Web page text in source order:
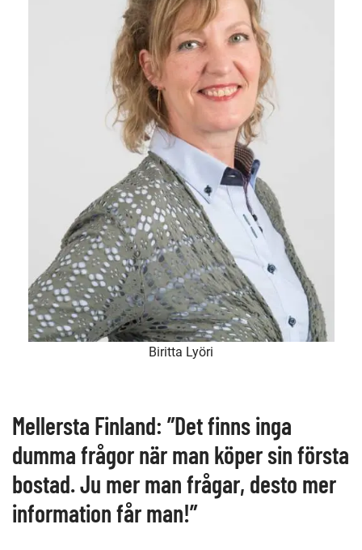
Biritta Lyöri
Mellersta Finland: ”Det finns inga
dumma frågor när man köper sin första
bostad. Ju mer man frågar, desto mer
information får man!”